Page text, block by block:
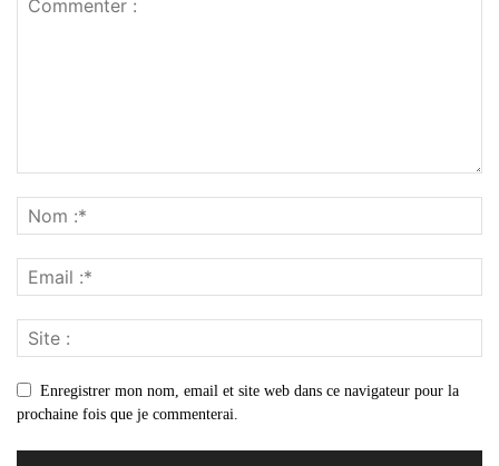
Enregistrer mon nom, email et site web dans ce navigateur pour la
prochaine fois que je commenterai.